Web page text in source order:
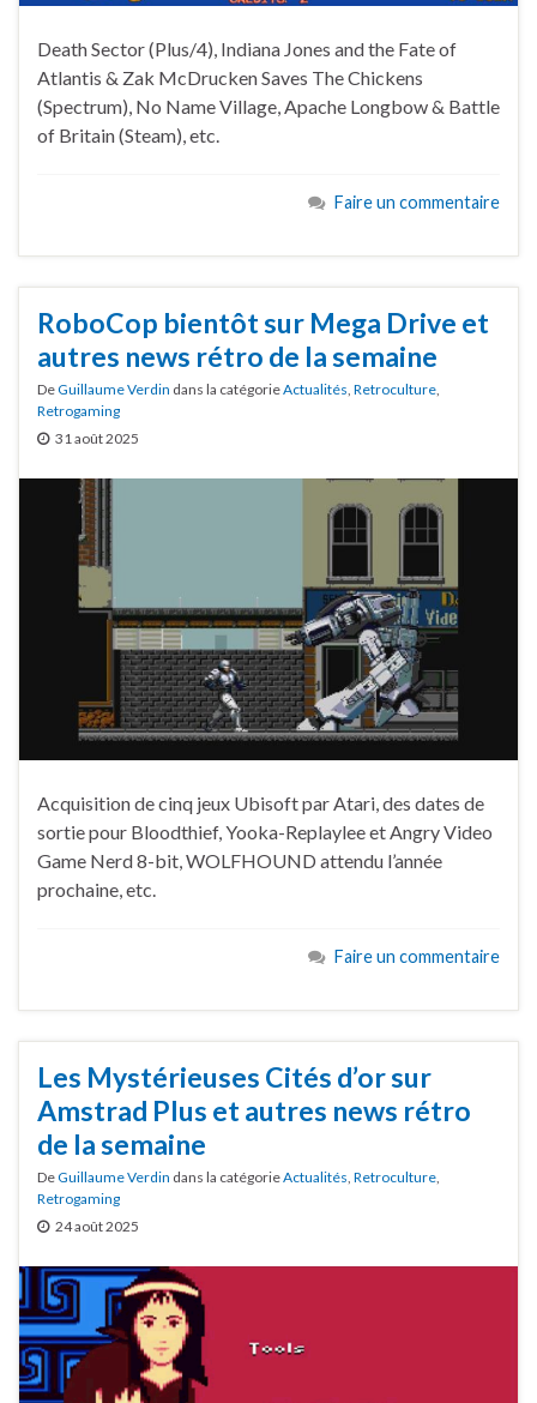
Death Sector (Plus/4), Indiana Jones and the Fate of
Atlantis & Zak McDrucken Saves The Chickens
(Spectrum), No Name Village, Apache Longbow & Battle
of Britain (Steam), etc.
Faire un commentaire
RoboCop bientôt sur Mega Drive et
autres news rétro de la semaine
DeGuillaume Verdin dans la catégorieActualités, Retroculture,
Retrogaming
31 août 2025
Acquisition de cinq jeux Ubisoft par Atari, des dates de
sortie pour Bloodthief, Yooka-Replaylee et Angry Video
Game Nerd 8-bit, WOLFHOUND attendu l’année
prochaine, etc.
Faire un commentaire
Les Mystérieuses Cités d’or sur
Amstrad Plus et autres news rétro
de la semaine
DeGuillaume Verdin dans la catégorieActualités, Retroculture,
Retrogaming
24 août 2025